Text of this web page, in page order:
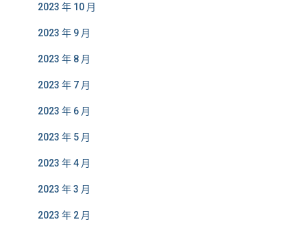
2023 年 10 月
2023 年 9 月
2023 年 8 月
2023 年 7 月
2023 年 6 月
2023 年 5 月
2023 年 4 月
2023 年 3 月
2023 年 2 月